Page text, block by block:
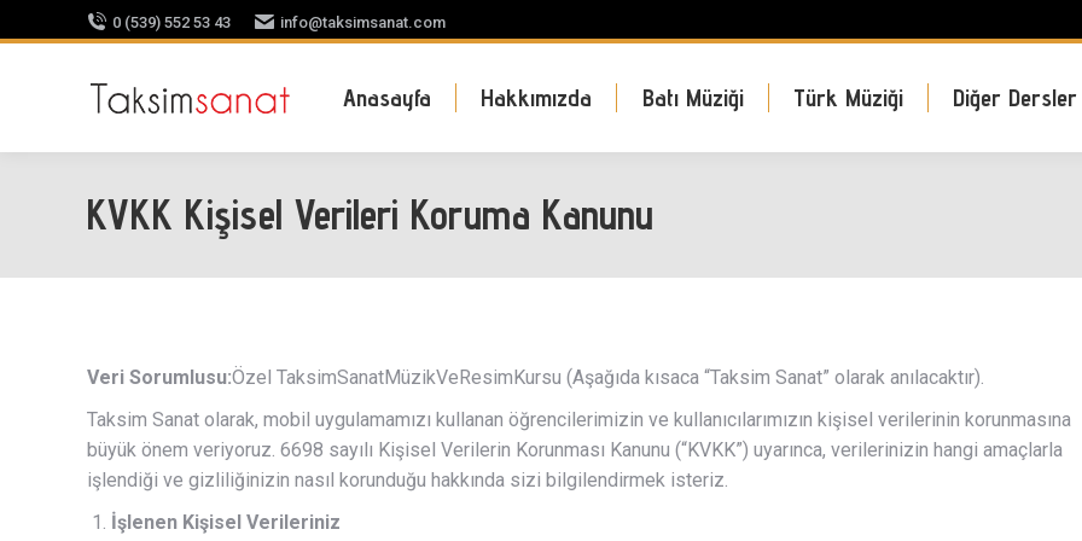
0 (539) 552 53 43 info@taksimsanat.com
Anasayfa Hakkımızda Batı Müziği Türk Müziği Diğer Dersler
KVKK Kişisel Verileri Koruma Kanunu
Veri Sorumlusu:Özel TaksimSanatMüzikVeResimKursu (Aşağıda kısaca “Taksim Sanat” olarak anılacaktır).
Taksim Sanat olarak, mobil uygulamamızı kullanan öğrencilerimizin ve kullanıcılarımızın kişisel verilerinin korunmasına
büyük önem veriyoruz. 6698 sayılı Kişisel Verilerin Korunması Kanunu (“KVKK”) uyarınca, verilerinizin hangi amaçlarla
işlendiği ve gizliliğinizin nasıl korunduğu hakkında sizi bilgilendirmek isteriz.
İşlenen Kişisel Verileriniz